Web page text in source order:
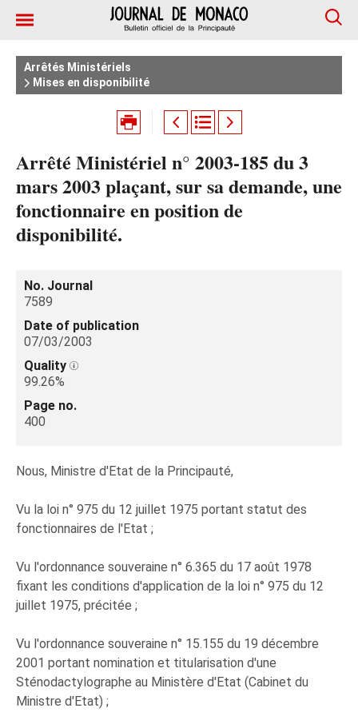
Arrêtés Ministériels
Mises en disponibilité
Arrêté Ministériel n° 2003-185 du 3
mars 2003 plaçant, sur sa demande, une
fonctionnaire en position de
disponibilité.
No. Journal
7589
Date of publication
07/03/2003
Quality
99.26%
Page no.
400
Nous, Ministre d'Etat de la Principauté,
Vu la loi n° 975 du 12 juillet 1975 portant statut des
fonctionnaires de l'Etat ;
Vu l'ordonnance souveraine n° 6.365 du 17 août 1978
fixant les conditions d'application de la loi n° 975 du 12
juillet 1975, précitée ;
Vu l'ordonnance souveraine n° 15.155 du 19 décembre
2001 portant nomination et titularisation d'une
Sténodactylographe au Ministère d'Etat (Cabinet du
Ministre d'Etat) ;